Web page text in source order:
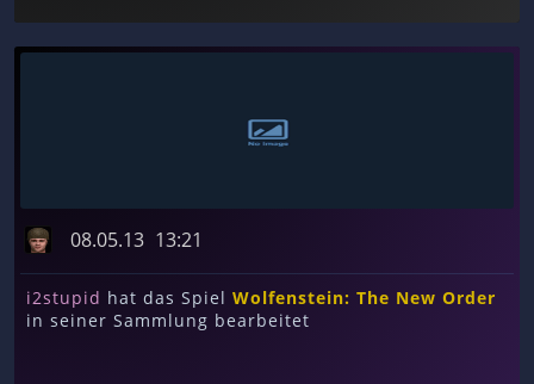
08.05.13 13:21
i2stupid hat das Spiel Wolfenstein: The New Order
in seiner Sammlung bearbeitet